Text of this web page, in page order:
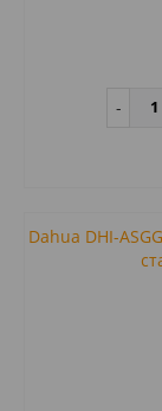
Dahua DHI-